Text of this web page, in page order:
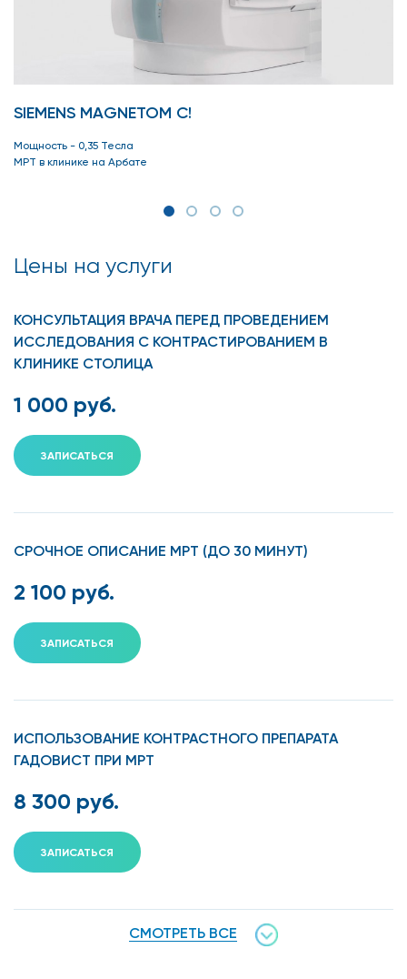
SIEMENS MAGNETOM C!
Мощность - 0,35 Тесла
МРТ в клинике на Арбате
Цены на услуги
КОНСУЛЬТАЦИЯ ВРАЧА ПЕРЕД ПРОВЕДЕНИЕМ
ИССЛЕДОВАНИЯ С КОНТРАСТИРОВАНИЕМ В
КЛИНИКЕ СТОЛИЦА
1 000 руб.
ЗАПИСАТЬСЯ
СРОЧНОЕ ОПИСАНИЕ МРТ (ДО 30 МИНУТ)
2 100 руб.
ЗАПИСАТЬСЯ
ИСПОЛЬЗОВАНИЕ КОНТРАСТНОГО ПРЕПАРАТА
ГАДОВИСТ ПРИ МРТ
8 300 руб.
ЗАПИСАТЬСЯ
СМОТРЕТЬ ВСЕ